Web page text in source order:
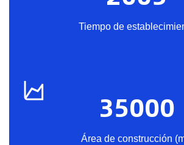
Tiempo de
35000
Área de construcción